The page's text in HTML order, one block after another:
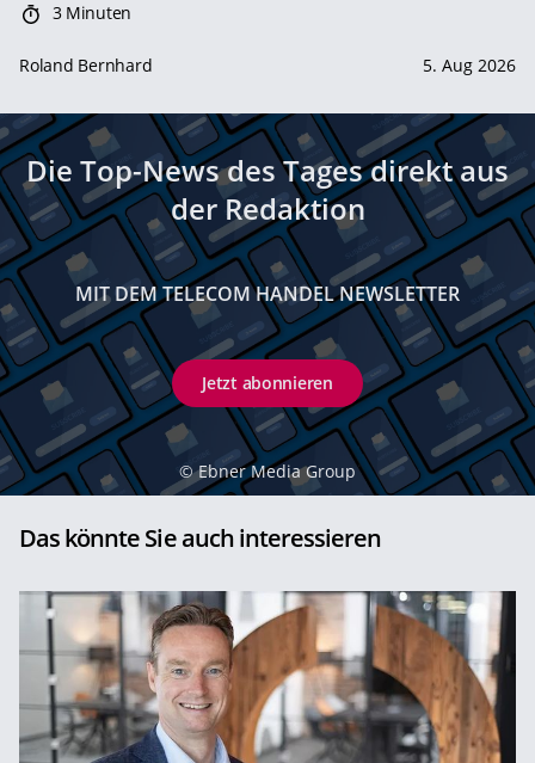
3 Minuten
Roland Bernhard 5. Aug 2026
Die Top-News des Tages direkt aus
der Redaktion
MIT DEM TELECOM HANDEL NEWSLETTER
Jetzt abonnieren
© Ebner Media Group
Das könnte Sie auch interessieren